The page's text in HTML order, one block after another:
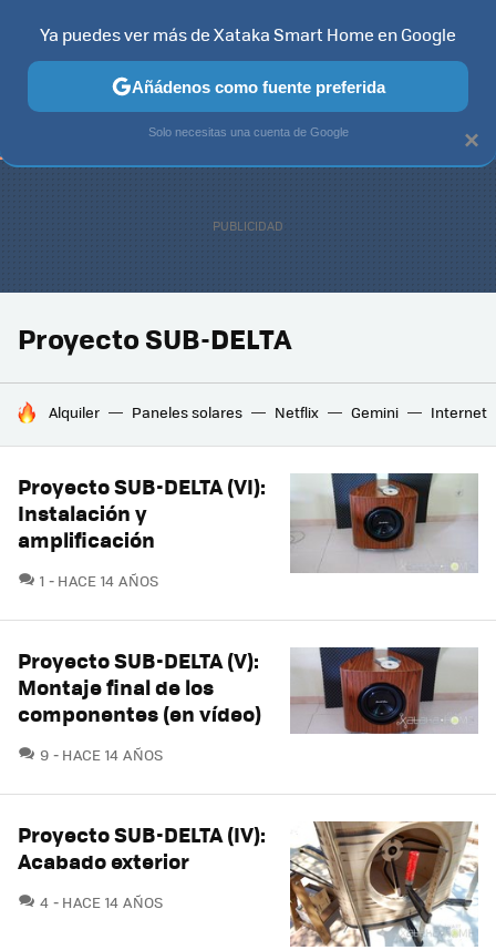
TELEVISORES CONTENIDOS SMART TV SELECCIÓN
Proyecto SUB-DELTA
HOY SE HABLA DE
Alquiler Paneles solares Netflix Gemini Internet
Proyecto SUB-DELTA (VI):
Instalación y
amplificación
1 COMENTARIOS
HACE 14 AÑOS
Proyecto SUB-DELTA (V):
Montaje final de los
componentes (en vídeo)
9 COMENTARIOS
HACE 14 AÑOS
Proyecto SUB-DELTA (IV):
Acabado exterior
4 COMENTARIOS
HACE 14 AÑOS
×
Ya puedes ver más de Xataka Smart Home en Google
Añádenos como fuente preferida
Solo necesitas una cuenta de Google